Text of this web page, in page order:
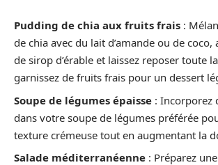
Pudding de chia aux fruits frais :
de chia avec du lait d’amande ou de coco,
de sirop d’érable et laissez reposer toute
garnissez de fruits frais pour un dessert
Soupe de légumes épaisse : Incorporez
dans votre soupe de légumes préférée
texture crémeuse tout en augmentant la
Salade méditerranéenne : Préparez